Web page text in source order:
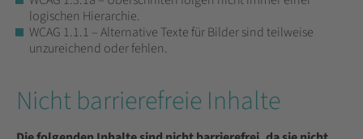
logischen Hierarchie.
WCAG 1.1.1 – Alternative Texte für Bilder sind teilweise
unzureichend oder fehlen.
Nicht barrierefreie Inhalte